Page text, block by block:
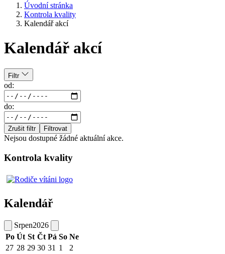
Úvodní stránka
Kontrola kvality
Kalendář akcí
Kalendář akcí
Filtr
od:
do:
Zrušit filtr Filtrovat
Nejsou dostupné žádné aktuální akce.
Kontrola kvality
Kalendář
Srpen2026
Po Út St Čt Pá So Ne
27 28 29 30 31 1
2